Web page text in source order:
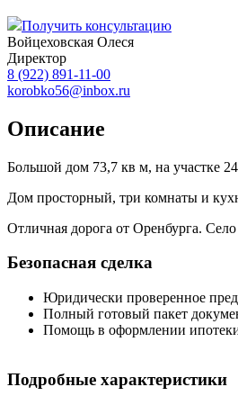
Получить консультацию
Войцеховская Олеся
Директор
8 (922) 891-11-00
korobko56@inbox.ru
Описание
Большой дом 73,7 кв м, на участке
Дом просторный, три комнаты и
Отличная дорога от Оренбурга.
Безопасная сделка
Юридически проверенное
Полный готовый пакет
Помощь в оформлении
Подробные характеристики